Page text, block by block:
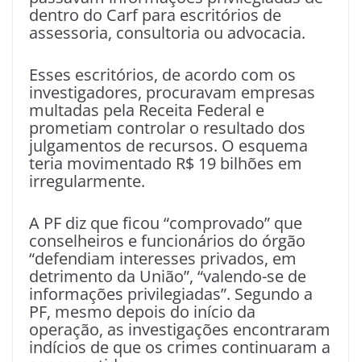
dentro do Carf para escritórios de
assessoria, consultoria ou advocacia.
Esses escritórios, de acordo com os
investigadores, procuravam empresas
multadas pela Receita Federal e
prometiam controlar o resultado dos
julgamentos de recursos. O esquema
teria movimentado R$ 19 bilhões em
irregularmente.
A PF diz que ficou “comprovado” que
conselheiros e funcionários do órgão
“defendiam interesses privados, em
detrimento da União”, “valendo-se de
informações privilegiadas”. Segundo a
PF, mesmo depois do início da
operação, as investigações encontraram
indícios de que os crimes continuaram a